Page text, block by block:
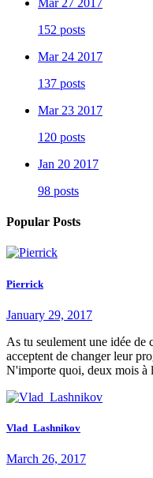
Mar 27 2017
152 posts
Mar 24 2017
137 posts
Mar 23 2017
120 posts
Jan 20 2017
98 posts
Popular Posts
Pierrick
January 29, 2017
As tu seulement une idée
acceptent de changer leur
N'importe quoi, deux mois à
Vlad_Lashnikov
March 26, 2017